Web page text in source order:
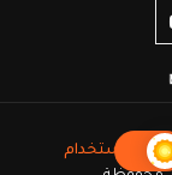
Suivez-
nous sur
nous sur
الاستخدام